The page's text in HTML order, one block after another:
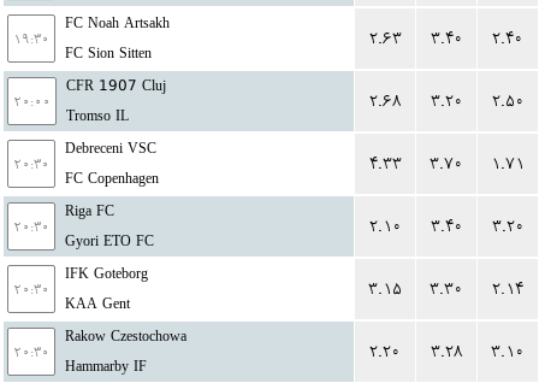
۱۹:۳۰
FC Noah Artsakh
FC Sion Sitten
۲.۶۳ ۳.۴۰ ۲.۴۰
۲۰:۰۰
CFR 1907 Cluj
Tromso IL
۲.۶۸ ۳.۲۰ ۲.۵۰
۲۰:۳۰
Debreceni VSC
FC Copenhagen
۴.۳۳ ۳.۷۰ ۱.۷۱
۲۰:۳۰
Riga FC
Gyori ETO FC
۲.۱۰ ۳.۴۰ ۳.۲۰
۲۰:۳۰
IFK Goteborg
KAA Gent
۳.۱۵ ۳.۳۰ ۲.۱۴
۲۰:۳۰
Rakow Czestochowa
Hammarby IF
۲.۲۰ ۳.۲۸ ۳.۱۰